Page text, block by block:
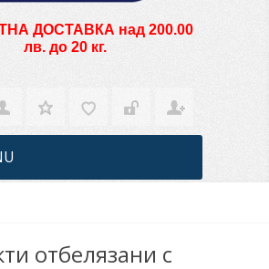
ДОСТАВКА над 200.00
лв. до 20 кг.
отбелязани с